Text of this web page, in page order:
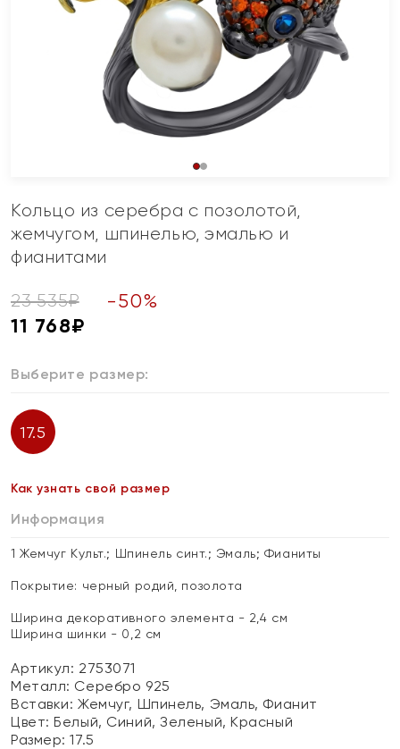
Кольцо из серебра с позолотой,
жемчугом, шпинелью, эмалью и
фианитами
23 535₽ -50%
11 768₽
Выберите размер:
17.5
Как узнать свой размер
Информация
1 Жемчуг Культ.; Шпинель синт.; Эмаль; Фианиты
Покрытие: черный родий, позолота
Ширина декоративного элемента - 2,4 см
Ширина шинки - 0,2 см
Артикул: 2753071
Металл: Серебро 925
Вставки:Жемчуг, Шпинель, Эмаль, Фианит
Цвет:Белый, Синий, Зеленый, Красный
Размер:17.5